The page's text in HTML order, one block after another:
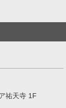
祐天寺 1F